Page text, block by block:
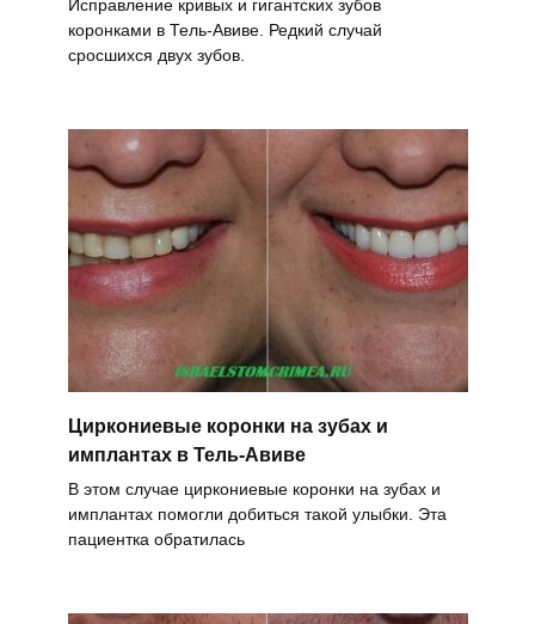
Исправление кривых и гигантских зубов
коронками в Тель-Авиве. Редкий случай
сросшихся двух зубов.
Циркониевые коронки на зубах и
имплантах в Тель-Авиве
В этом случае циркониевые коронки на зубах и
имплантах помогли добиться такой улыбки. Эта
пациентка обратилась